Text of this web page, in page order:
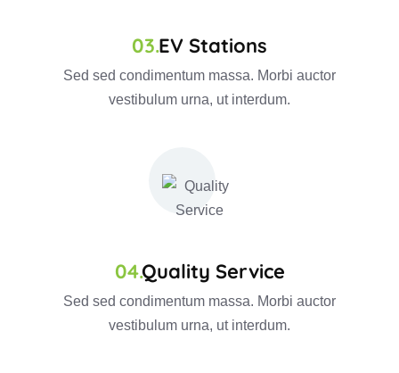
EV Stations
Sed sed condimentum massa. Morbi auctor
vestibulum urna, ut interdum.
Quality Service
Sed sed condimentum massa. Morbi auctor
vestibulum urna, ut interdum.